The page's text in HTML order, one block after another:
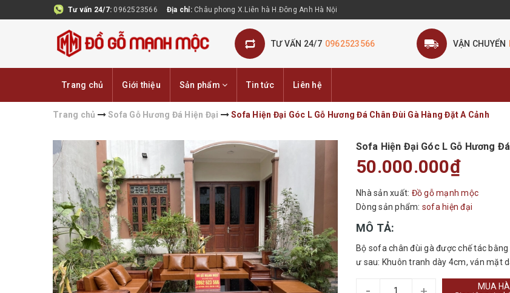
Tư vấn 24/7: 0962523566 Địa chỉ: Châu phong X.Liên hà H.Đông Anh Hà Nội
TƯ VẤN 24/7 0962523566 VẬN CHUYỂN
Trang chủ Giới thiệu Sản phẩm Tin tức Liên hệ
Trang chủ Sofa Gỗ Hương Đá Hiện Đại Sofa Hiện Đại Góc L Gỗ Hương Đá Chân Đùi Gà Hàng Đặt A Cảnh
Sofa Hiện Đại Góc L Gỗ Hương
50.000.000₫
Nhà sản xuất: Đồ gỗ mạnh mộc
Dòng sản phẩm: sofa hiện đại
MÔ TẢ:
Bộ sofa chân đùi gà được chế tác
ư sau: Khuôn tranh dày 4cm, ván mặt
MUA